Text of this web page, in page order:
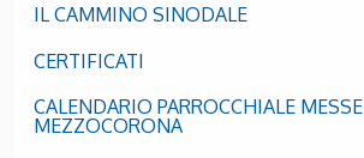
IL CAMMINO SINODALE
CERTIFICATI
CALENDARIO PARROCCHIALE MESSE
MEZZOCORONA